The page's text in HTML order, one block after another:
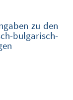
zu den
bulgarisch-